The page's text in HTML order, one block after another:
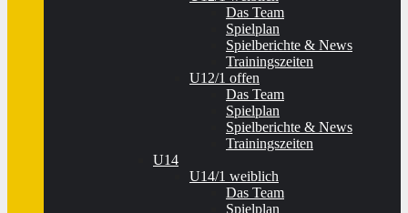
Das Team
Spielplan
Spielberichte & News
Trainingszeiten
U12/1 offen
Das Team
Spielplan
Spielberichte & News
Trainingszeiten
U14
U14/1 weiblich
Das Team
Spielplan